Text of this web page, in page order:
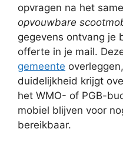
opvragen na het
opvouwbare
gegevens ontvang je
offerte in je mail.
gemeente
duidelijkheid krijgt
het WMO- of PGB-
mobiel blijven voor
bereikbaar.